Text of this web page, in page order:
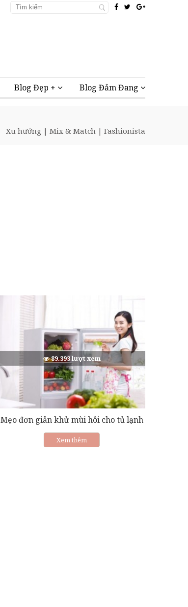
Blog Đẹp + Blog Đảm Đang
Xu hướng | Mix & Match | Fashionista
89.393 lượt xem
Mẹo đơn giản khử mùi hôi cho tủ lạnh
Xem thêm